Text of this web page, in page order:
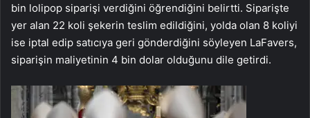
bin lolipop siparişi verdiğini öğrendiğini belirtti. Siparişte
yer alan 22 koli şekerin teslim edildiğini, yolda olan 8 koliyi
ise iptal edip satıcıya geri gönderdiğini söyleyen LaFavers,
siparişin maliyetinin 4 bin dolar olduğunu dile getirdi.